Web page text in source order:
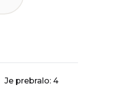
Je prebralo: 4